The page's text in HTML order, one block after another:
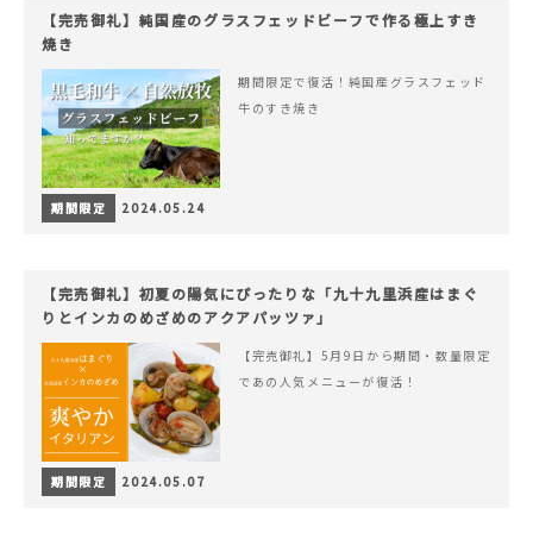
【完売御礼】純国産のグラスフェッドビーフで作る極上すき
焼き
期間限定で復活！純国産グラスフェッド
牛のすき焼き
期間限定 2024.05.24
【完売御礼】初夏の陽気にぴったりな「九十九里浜産はまぐ
りとインカのめざめのアクアパッツァ」
【完売御礼】5月9日から期間・数量限定
であの人気メニューが復活！
期間限定 2024.05.07